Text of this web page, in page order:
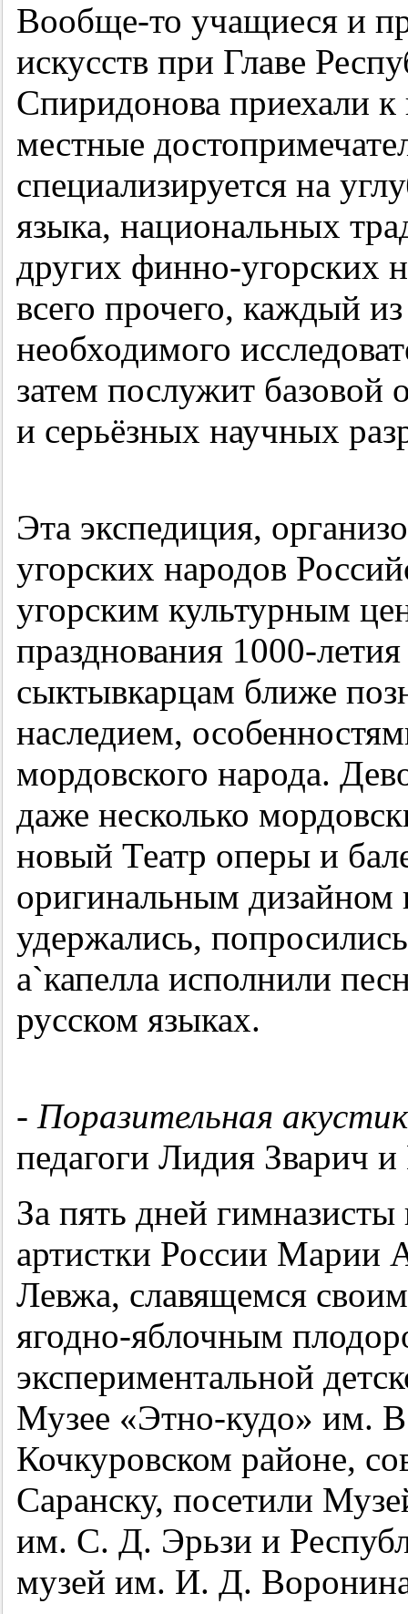
Вообще-то учащиеся и
искусств при Главе
Спиридонова приехали
местные
специализируется на
языка, национальных
других финно-угорских
всего прочего, каждый
необходимого
затем послужит базовой
и серьёзных научных
Эта экспедиция,
угорских народов
угорским культурным
празднования 1000-
сыктывкарцам ближе
наследием,
мордовского народа.
даже несколько
новый Театр оперы и
оригинальным дизайном
удержались,
а`капелла исполнили
русском языках.
- Поразительная
педагоги Лидия Зварич
За пять дней
артистки России Марии
Левжа, славящемся
ягодно-яблочным
экспериментальной
Музее «Этно-кудо» им.
Кочкуровском районе,
Саранску, посетили
им. С. Д. Эрьзи и
музей им. И. Д.